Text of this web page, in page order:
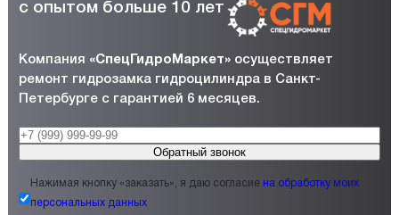
с опытом больше 10 лет
Компания «СпецГидроМаркет»осуществляет
ремонт гидрозамка гидроцилиндра в Санкт-
Петербурге с гарантией 6 месяцев.
Обратный звонок
Нажимая кнопку «заказать», я даю согласие на обработку моих
персональных данных